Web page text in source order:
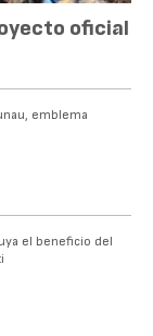
oficial
emblema
el beneficio del